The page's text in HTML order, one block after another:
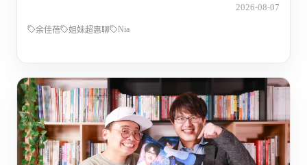
2026-08-07
余佳蓓 姐妹超惠聊 Nia